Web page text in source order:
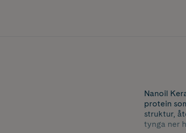
Nanoil
protein
struktur,
tynga ner